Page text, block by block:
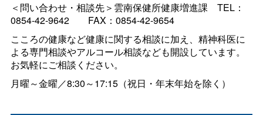
＜問い合わせ・相談先＞雲南保健所健康増進課 TEL：
0854-42-9642 FAX：0854-42-9654
こころの健康など健康に関する相談に加え、精神科医に
よる専門相談やアルコール相談なども開設しています。
お気軽にご相談ください。
月曜～金曜／8:30～17:15（祝日・年末年始を除く）